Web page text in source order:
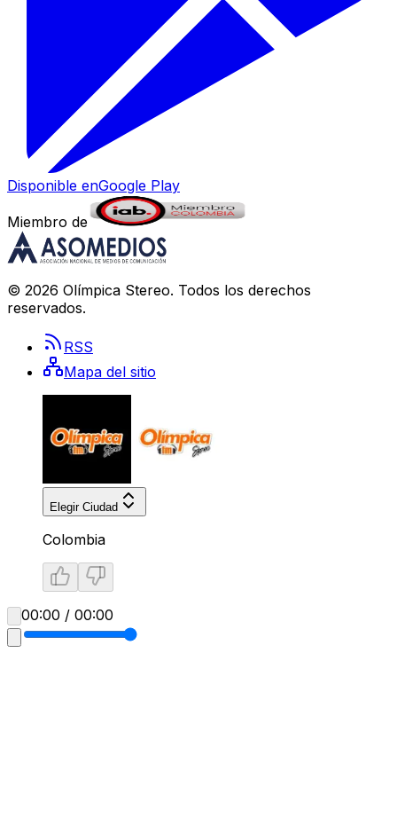
Disponible enGoogle Play
Miembro de
© 2026 Olímpica Stereo. Todos los derechos
reservados.
RSS
Mapa del sitio
Elegir Ciudad
Colombia
00:00 / 00:00